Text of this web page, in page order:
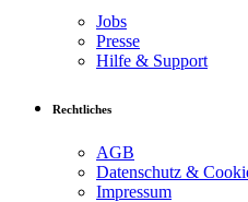
Jobs
Presse
Hilfe & Support
Rechtliches
AGB
Datenschutz &
Impressum